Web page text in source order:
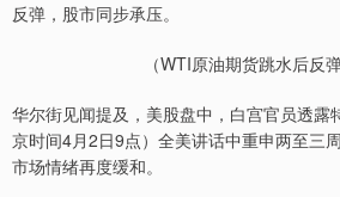
反弹，股市同步承压。
（WTI原油期货跳水后反
华尔街见闻提及，美股盘中，白宫官员透露
京时间4月2日9点）全美讲话中重申两至三
市场情绪再度缓和。